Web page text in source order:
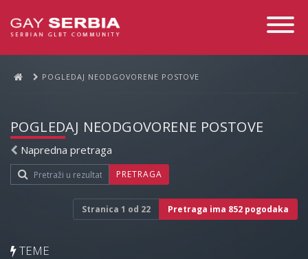
Toggle
POGLEDAJ NEODGOVORENE POSTOVE
POGLEDAJ NEODGOVORENE POSTOVE
Napredna pretraga
PRETRAGA
Stranica 1 od 22 Pretraga ima 852 pogodaka
TEME